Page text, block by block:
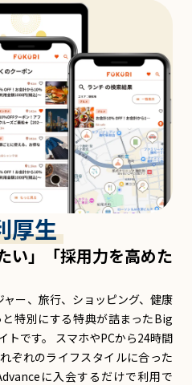
厚生
い」「採用力を高めた
ャー、旅行、ショッピング、健康
特別にする特典が詰まったBig
トです。 スマホやPCから24時間
ぞれのライフスタイルに合った
に入会するだけで利用で